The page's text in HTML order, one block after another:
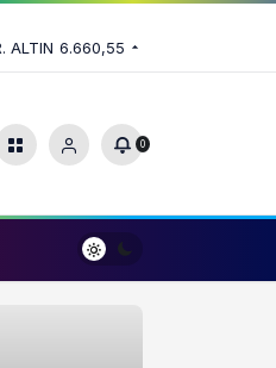
ALTIN 6.660,55
0